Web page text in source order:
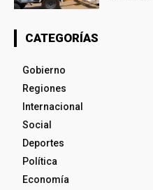
CATEGORÍAS
Gobierno
Regiones
Internacional
Social
Deportes
Política
Economía